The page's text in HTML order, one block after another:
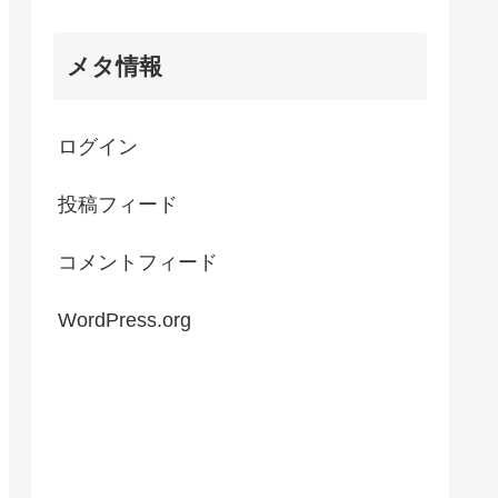
メタ情報
ログイン
投稿フィード
コメントフィード
WordPress.org